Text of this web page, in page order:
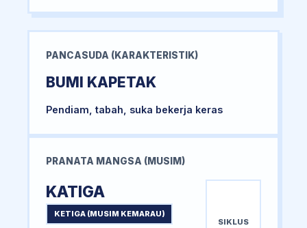
PANCASUDA (KARAKTERISTIK)
BUMI KAPETAK
Pendiam, tabah, suka bekerja keras
PRANATA MANGSA (MUSIM)
KATIGA
KETIGA (MUSIM KEMARAU)
SIKLUS